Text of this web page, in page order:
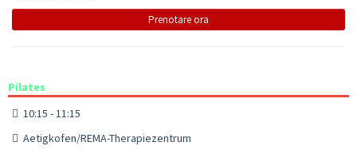
Prenotare ora
Pilates
10:15 - 11:15
Aetigkofen/REMA-Therapiezentrum